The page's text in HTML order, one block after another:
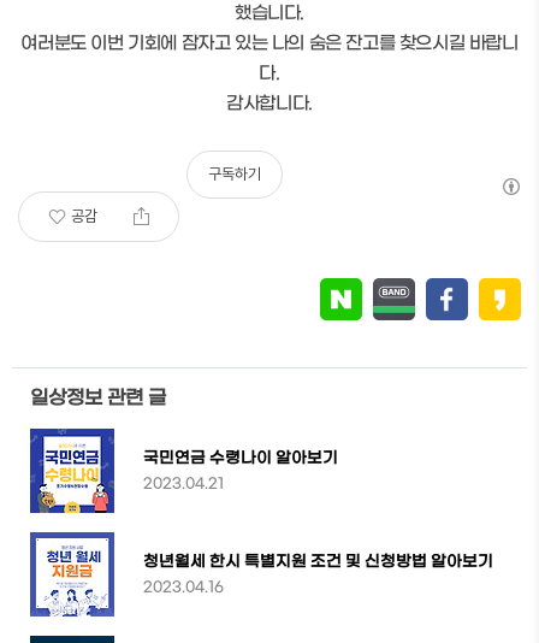
했습니다.
여러분도 이번 기회에 잠자고 있는 나의 숨은 잔고를 찾으시길 바랍니
다.
감사합니다.
공감
구독하기
일상정보 관련 글
국민연금 수령나이 알아보기
2023.04.21
청년월세 한시 특별지원 조건 및 신청방법 알아보기
2023.04.16